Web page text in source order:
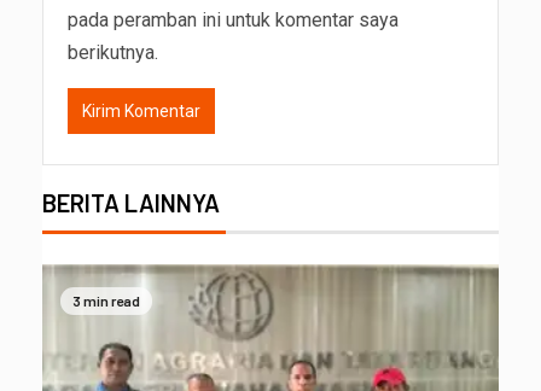
pada peramban ini untuk komentar saya
berikutnya.
BERITA LAINNYA
3 min read